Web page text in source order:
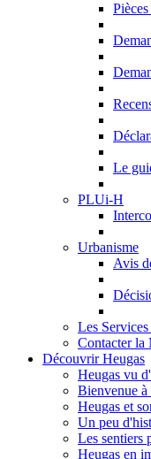
Le
PLUi-H
Urbanisme
Avis
Les
Contacter la
Découvrir Heugas
Heugas vu
Bienvenue à
Heugas et
Un peu
Les sentiers
Heugas en